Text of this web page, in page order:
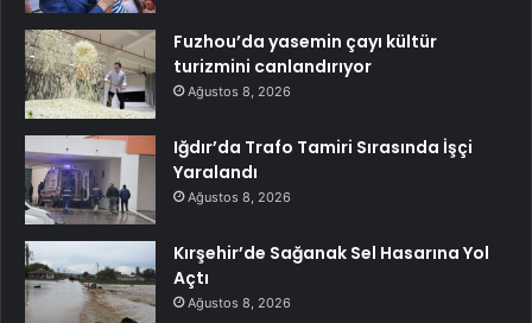
Fuzhou’da yasemin çayı kültür
turizmini canlandırıyor
Ağustos 8, 2026
Iğdır’da Trafo Tamiri Sırasında İşçi
Yaralandı
Ağustos 8, 2026
Kırşehir’de Sağanak Sel Hasarına Yol
Açtı
Ağustos 8, 2026